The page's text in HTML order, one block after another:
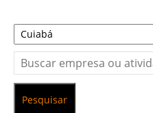
Pesquisar